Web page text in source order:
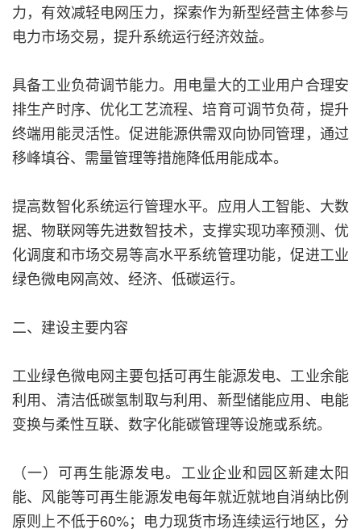
力，有效减轻电网压力，探索作为新型经营主体参与
电力市场交易，提升系统运行经济效益。
具备工业负荷调节能力。用电量大的工业用户合理安
排生产时序、优化工艺流程、培育可调节负荷，提升
终端用能灵活性。促进能源供需双向协同管理，通过
移峰填谷、需量管理等措施降低用能成本。
提高数智化系统运行管理水平。应用人工智能、大数
据、物联网等先进数智技术，支撑实现功率预测、优
化调度和市场交易等高水平系统管理功能，促进工业
绿色微电网高效、经济、低碳运行。
二、建设主要内容
工业绿色微电网主要包括可再生能源发电、工业余能
利用、清洁低碳氢制取与利用、新型储能应用、电能
变换与柔性互联、数字化能碳管理等设施或系统。
（一）可再生能源发电。工业企业和园区新建太阳
能、风能等可再生能源发电每年就近就地自消纳比例
原则上不低于60%；电力现货市场连续运行地区，分